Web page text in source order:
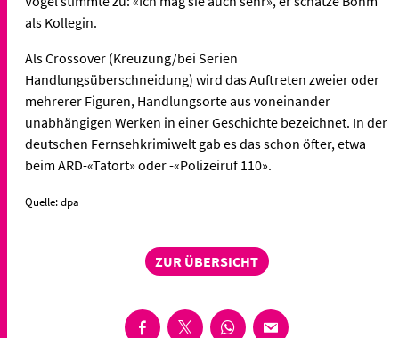
als Kollegin.
Als Crossover (Kreuzung/bei Serien
Handlungsüberschneidung) wird das Auftreten zweier oder
mehrerer Figuren, Handlungsorte aus voneinander
unabhängigen Werken in einer Geschichte bezeichnet. In der
deutschen Fernsehkrimiwelt gab es das schon öfter, etwa
beim ARD-«Tatort» oder -«Polizeiruf 110».
Quelle: dpa
ZUR ÜBERSICHT